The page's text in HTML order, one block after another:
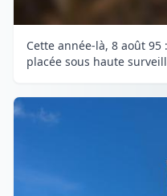
Cette année-là, 8 août
placée sous haute